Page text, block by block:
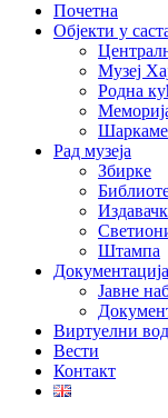
Почетна
Објекти у
Музеј
Родна
Рад музеја
Збирке
Штампа
Документација
Јавне
Виртуелни
Вести
Контакт